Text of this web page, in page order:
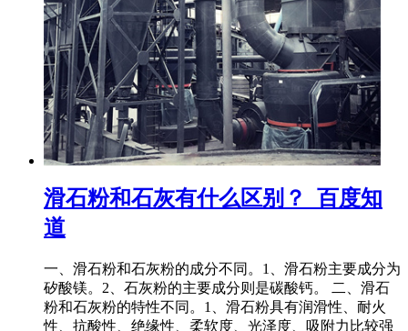
滑石粉和石灰有什么区别？_百度知
道
一、滑石粉和石灰粉的成分不同。1、滑石粉主要成分为
矽酸镁。2、石灰粉的主要成分则是碳酸钙。 二、滑石
粉和石灰粉的特性不同。1、滑石粉具有润滑性、耐火
性、抗酸性、绝缘性、柔软度、光泽度、吸附力比较强